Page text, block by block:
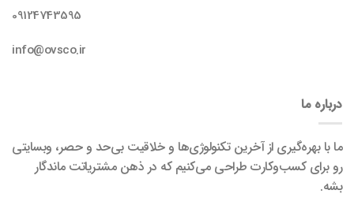
09124743595
info@ovsco.ir
درباره ما
ما با بهره‌گیری از آخرین تکنولوژی‌ها و خلاقیت بی‌حد و حصر، وبسایتی
رو برای کسب‌وکارت طراحی می‌کنیم که در ذهن مشتریاتت ماندگار
بشه.